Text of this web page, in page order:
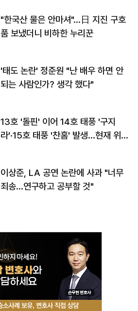
"한국산 물은 안마셔"…日 지진 구호
품 보냈더니 비하한 누리꾼
'태도 논란' 정준원 "난 배우 하면 안
되는 사람인가? 생각 했다"
13호 '돌핀' 이어 14호 태풍 '구지
라'·15호 태풍 '찬홈' 발생…현재 위
이상준, LA 공연 논란에 사과 "너무
죄송…연구하고 공부할 것"